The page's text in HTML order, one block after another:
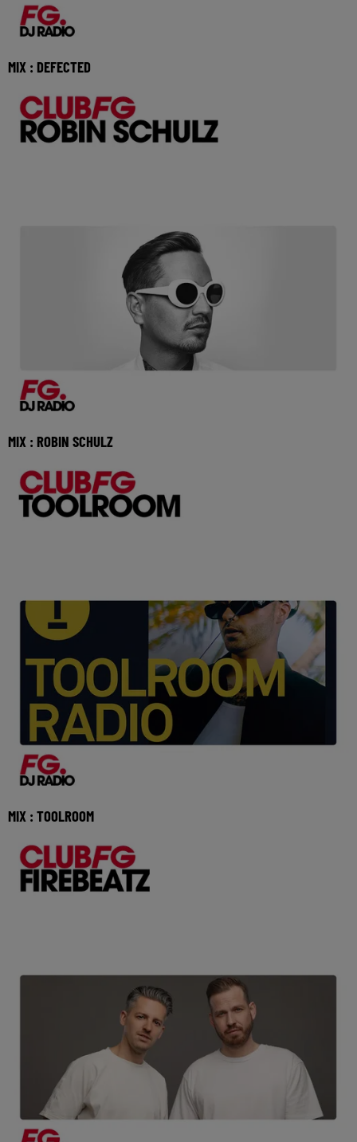
MIX : DEFECTED
Ecoutez la radio FG DANCE sur www.radiofg
MIX : ROBIN SCHULZ
2026 🎧 Ecoutez la radio FG DANCE sur www.rad
MIX : TOOLROOM
🎧 Ecoutez la radio FG DANCE sur www.radiofg